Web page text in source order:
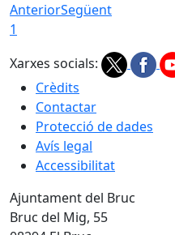
AnteriorSegüent
1
Xarxes socials:
Crèdits
Contactar
Protecció de dades
Avís legal
Accessibilitat
Ajuntament del Bruc
Bruc del Mig, 55